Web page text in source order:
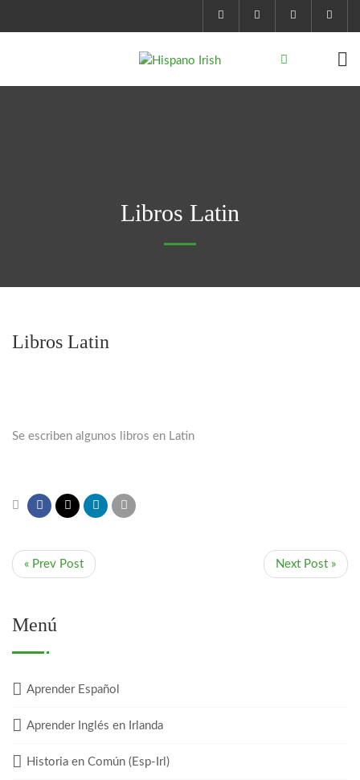
Libros Latin
Libros Latin
Se escriben algunos libros en Latin
« Prev Post Next Post »
Menú
Aprender Español
Aprender Inglés en Irlanda
Historia en Común (Esp-Irl)